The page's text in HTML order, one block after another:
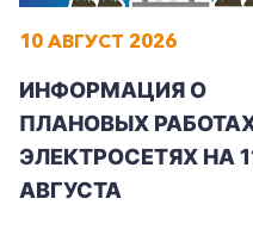
+7-800-700-24-57
Частным
Корпоративным
10 АВГУСТ 2026
ИНФОРМАЦИЯ О
ПЛАНОВЫХ
ЭЛЕКТРОСЕТЯХ НА
АВГУСТА